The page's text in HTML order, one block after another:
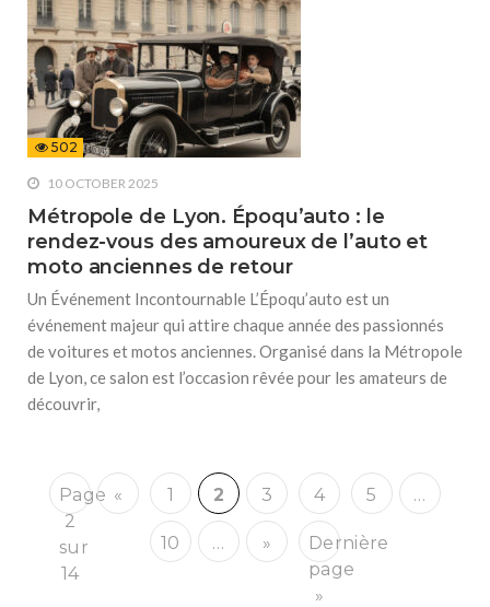
502
10 OCTOBER 2025
Métropole de Lyon. Époqu’auto : le
rendez-vous des amoureux de l’auto et
moto anciennes de retour
Un Événement Incontournable L’Époqu’auto est un
événement majeur qui attire chaque année des passionnés
de voitures et motos anciennes. Organisé dans la Métropole
de Lyon, ce salon est l’occasion rêvée pour les amateurs de
découvrir,
Page
2
sur
14
« 1 2 3 4 5 …
10 … »
Dernière
page
»